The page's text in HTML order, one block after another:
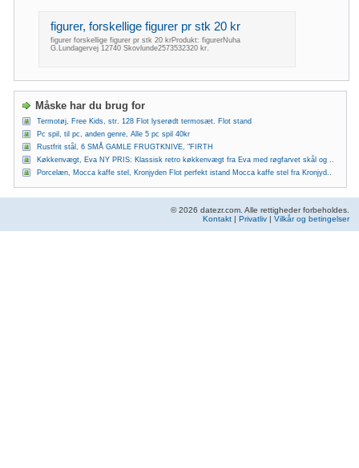
figurer, forskellige figurer pr stk 20 kr
figurer forskellige figurer pr stk 20 krProdukt: figurerNuha
G.Lundagervej 12740 Skovlunde2573532320 kr.
Måske har du brug for
Termotøj, Free Kids, str. 128 Flot lyserødt termosæt. Flot stand
Pc spil, til pc, anden genre, Alle 5 pc spil 40kr
Rustfrit stål, 6 SMÅ GAMLE FRUGTKNIVE, "FIRTH
Køkkenvægt, Eva NY PRIS: Klassisk retro køkkenvægt fra Eva med røgfarvet skål og ..
Porcelæn, Mocca kaffe stel, Kronjyden Flot perfekt istand Mocca kaffe stel fra Kronjyd..
© 2026 datezr.com. Alle rettigheder forbeholdes.
Kontakt | Privatliv | Vilkår og betingelser